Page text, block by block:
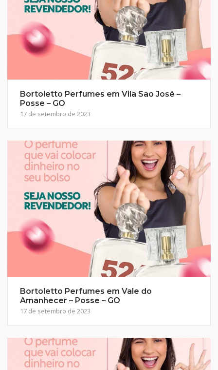
Bortoletto Perfumes em Vila São José –
Posse – GO
17 de setembro de 2023
Bortoletto Perfumes em Vale do
Amanhecer – Posse – GO
17 de setembro de 2023